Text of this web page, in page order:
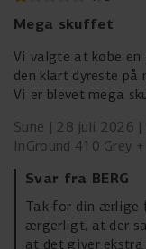
Mega skuffet
Vi valgte at købe
den klart dyreste på
Vi er blevet mega
Hver eneste gang
vand i duen, og som
Det tager så lang
Sune 28 juli 2026
InGround 410 Grey
Svar fra BERG
Tak for din ærlige
ærgerligt, at der
at det giver